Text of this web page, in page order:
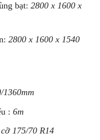
bạt: 2800 x 1600 x
2800 x 1600 x 1540
1360mm
: 6m
175/70 R14